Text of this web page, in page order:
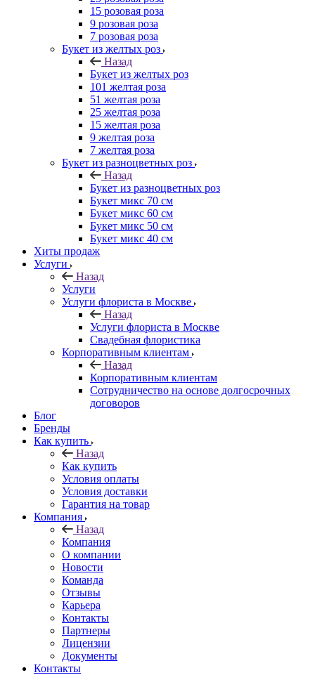
15 розовая роза
9 розовая роза
7 розовая роза
Букет из желтых роз
Назад
Букет из желтых роз
101 желтая роза
51 желтая роза
25 желтая роза
15 желтая роза
9 желтая роза
7 желтая роза
Букет из разноцветных роз
Назад
Букет из разноцветных роз
Букет микс 70 см
Букет микс 60 см
Букет микс 50 см
Букет микс 40 см
Хиты продаж
Услуги
Назад
Услуги
Услуги флориста в Москве
Назад
Услуги флориста в Москве
Свадебная флористика
Корпоративным клиентам
Назад
Корпоративным клиентам
Сотрудничество на основе долгосрочных
договоров
Блог
Бренды
Как купить
Назад
Как купить
Условия оплаты
Условия доставки
Гарантия на товар
Компания
Назад
Компания
О компании
Новости
Команда
Отзывы
Карьера
Контакты
Партнеры
Лицензии
Документы
Контакты